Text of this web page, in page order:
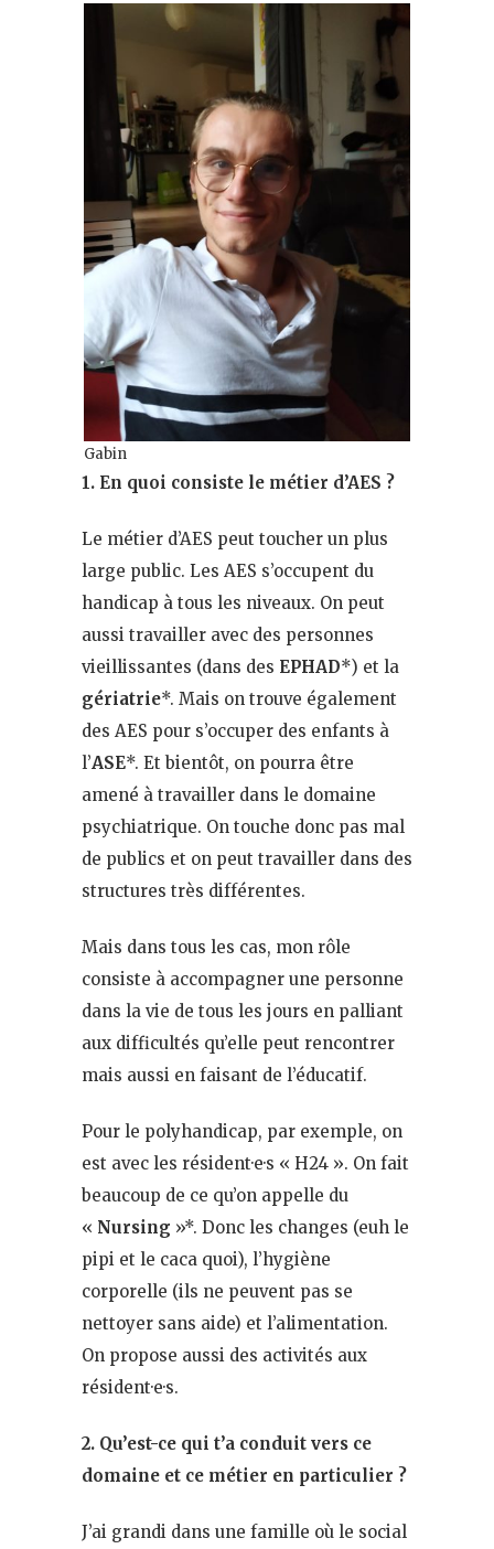
Gabin
1. En quoi consiste le métier d’AES ?
Le métier d’AES peut toucher un plus
large public. Les AES s’occupent du
handicap à tous les niveaux. On peut
aussi travailler avec des personnes
vieillissantes (dans des EPHAD*) et la
gériatrie*. Mais on trouve également
des AES pour s’occuper des enfants à
l’ASE*. Et bientôt, on pourra être
amené à travailler dans le domaine
psychiatrique. On touche donc pas mal
de publics et on peut travailler dans des
structures très différentes.
Mais dans tous les cas, mon rôle
consiste à accompagner une personne
dans la vie de tous les jours en palliant
aux difficultés qu’elle peut rencontrer
mais aussi en faisant de l’éducatif.
Pour le polyhandicap, par exemple, on
est avec les résident·e·s « H24 ». On fait
beaucoup de ce qu’on appelle du
« Nursing »*. Donc les changes (euh le
pipi et le caca quoi), l’hygiène
corporelle (ils ne peuvent pas se
nettoyer sans aide) et l’alimentation.
On propose aussi des activités aux
résident·e·s.
2. Qu’est-ce qui t’a conduit vers ce
domaine et ce métier en particulier ?
J’ai grandi dans une famille où le social